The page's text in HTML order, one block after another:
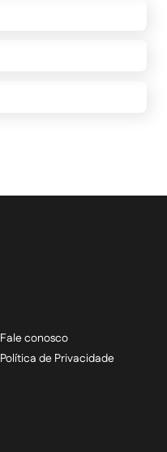
Fale conosco
Política de Privacidade